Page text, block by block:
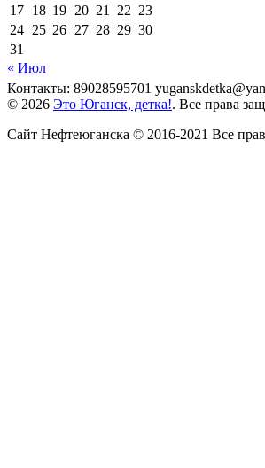
17 18 19 20 21 22 23
24 25 26 27 28 29 30
31
« Июл
Контакты: 89028595701
© 2026 Это Юганск, детка!. Все права
Сайт Нефтеюганска © 2016-2021 Все